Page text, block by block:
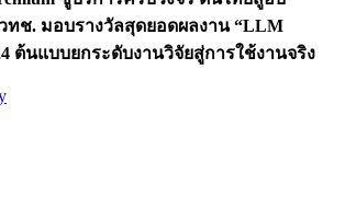
ทช. มอบรางวัลสุดยอดผลงาน “LLM
ต้นแบบยกระดับงานวิจัยสู่การใช้งานจริง